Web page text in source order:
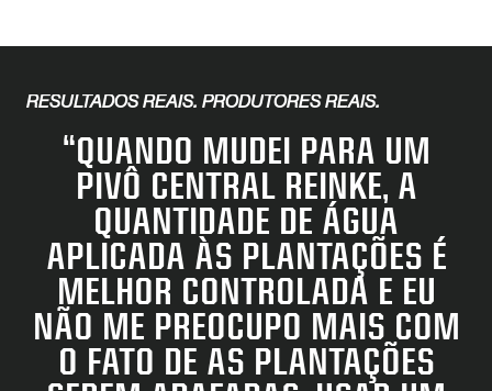
RESULTADOS REAIS. PRODUTORES REAIS.
“QUANDO MUDEI PARA UM
PIVÔ CENTRAL REINKE, A
QUANTIDADE DE ÁGUA
APLICADA ÀS PLANTAÇÕES É
MELHOR CONTROLADA E EU
NÃO ME PREOCUPO MAIS COM
O FATO DE AS PLANTAÇÕES